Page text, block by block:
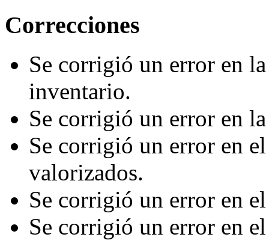
Correcciones
Se corrigió un error en
inventario.
Se corrigió un error en
Se corrigió un error en
valorizados.
Se corrigió un error en
Se corrigió un error en